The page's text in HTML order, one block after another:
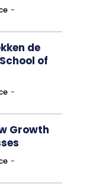
-
de
of
-
Growth
-